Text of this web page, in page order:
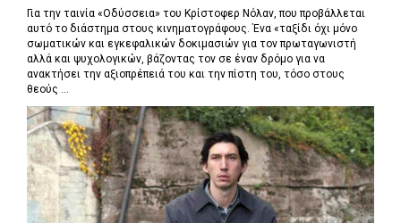
Για την ταινία «Οδύσσεια» του Κρίστοφερ Νόλαν,που προβάλλεται
αυτό το διάστημα στους κινηματογράφους. Ένα «ταξίδι όχι μόνο
σωματικών και εγκεφαλικών δοκιμασιών για τον πρωταγωνιστή
αλλά και ψυχολογικών, βάζοντας τον σε έναν δρόμο για να
ανακτήσει την αξιοπρέπειά του και την πίστη του, τόσο στους
θεούς ...